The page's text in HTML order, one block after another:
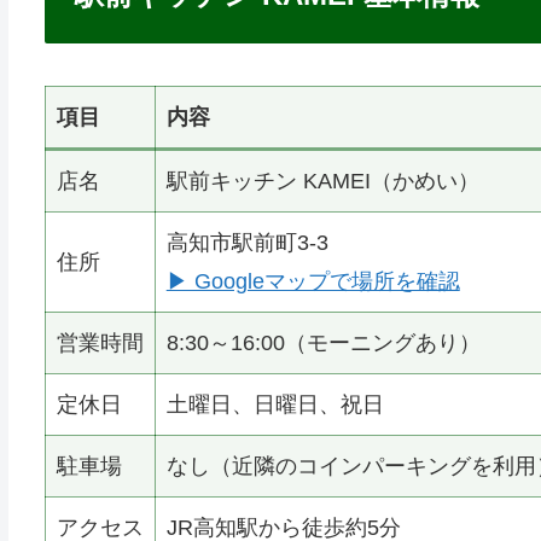
項目 内容
店名 駅前キッチン KAMEI（かめい）
住所
高知市駅前町3-3
▶ Googleマップで場所を確認
営業時間 8:30～16:00（モーニングあり）
定休日 土曜日、日曜日、祝日
駐車場 なし（近隣のコインパーキングを利用
アクセス JR高知駅から徒歩約5分